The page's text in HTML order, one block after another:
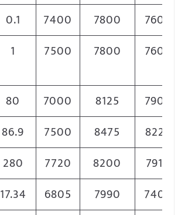
0.1 7400 7800
7600
1 7500 7800 7600
80 7000 8125
7900
86.9 7500 8475
8225
280 7720 8200
7910
17.34 6805 7990
7400